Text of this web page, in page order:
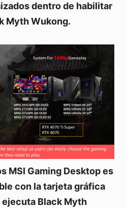
dentro de habilitar
Myth Wukong.
MSI Gaming Desktop es
con la tarjeta gráfica
ejecuta Black Myth